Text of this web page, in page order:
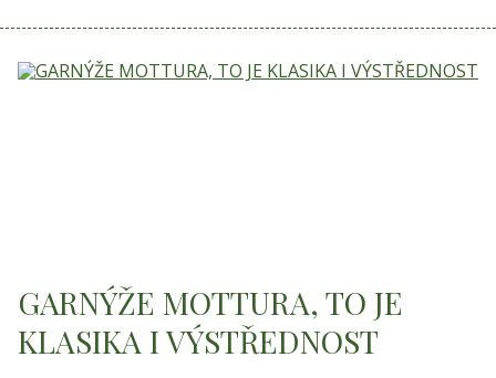
GARNÝŽE MOTTURA, TO JE
KLASIKA I VÝSTŘEDNOST